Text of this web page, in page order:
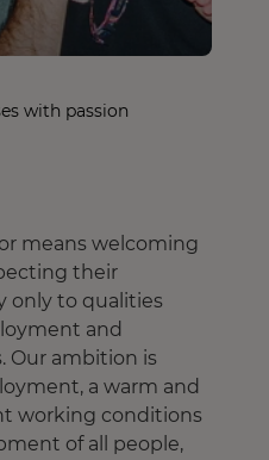
with passion
means welcoming
their
only to qualities
and
Our ambition is
a warm and
working conditions
of all people,